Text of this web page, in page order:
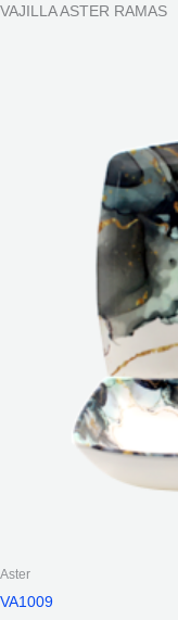
VAJILLA ASTER RAMAS
Aster
VA1009